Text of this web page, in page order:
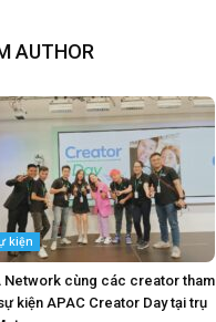
AUTHOR
kiện
Network cùng các creator tham
kiện APAC Creator Day tại trụ